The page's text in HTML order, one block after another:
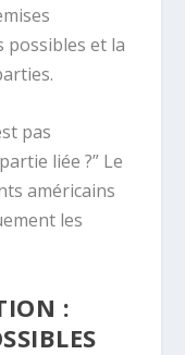
possibles et la
pas
liée ?” Le
américains
les
: